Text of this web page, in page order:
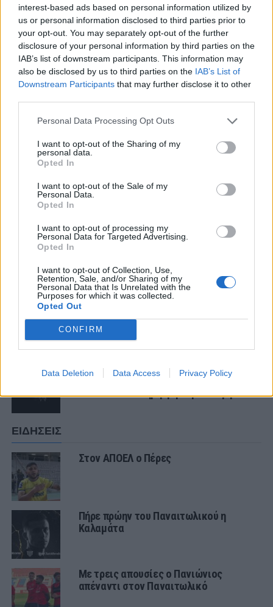
interest-based ads based on personal information utilized by
us or personal information disclosed to third parties prior to
your opt-out. You may separately opt-out of the further
disclosure of your personal information by third parties on the
IAB’s list of downstream participants. This information may
also be disclosed by us to third parties on the IAB’s List of
Downstream Participants that may further disclose it to other
Personal Data Processing Opt Outs
I want to opt-out of the Sharing of my
personal data.
Opted In
I want to opt-out of the Sale of my
Personal Data.
Opted In
I want to opt-out of processing my
Personal Data for Targeted Advertising.
Opted In
I want to opt-out of Collection, Use,
Retention, Sale, and/or Sharing of my
Personal Data that Is Unrelated with the
Purposes for which it was collected.
Opted Out
CONFIRM
Data Deletion Data Access Privacy Policy
Τρία από τα γκολ αυτά πέτυχε ο Άλεξιτς, στο
13′, το 34′ και το 36′, σημειώνοντας ένα
αυθεντικό χατ-τρικ για τους γηπεδούχους, ενώ
άλλα δύο τέρματα σημείωσε ο Γιουμπιτάνα στο
18′ και το 42′ και ένα πέτυχε ο Τόμας στο 29′.
UPDATE:Στο 60′ του αγώνα πέντε
ποδοσφαιριστές των φιλοξενουμένων
σταμάτησε την αναμέτρηση.
gazzetta.gr
ΣΧΟΛΙΑΣΤΕ
ΤΕΛΕΥΤΑΙΑ ΝΕΑ
ΠΑΝΑΙΤΩΛΙΚΟΣ
Στην Αθήνα το Καλαμάτα-
Παναιτωλικός, κεκλεισμένων των
θυρών
ΕΡΑΣΙΤΕΧΝΗΣ
Ο Ερασιτέχνης για την αιφνίδια
απώλεια του Δημήτρη Καρατσώρη
ΕΙΔΗΣΕΙΣ
Στον ΑΠΟΕΛ ο Πέρες
Πήρε πρώην του Παναιτωλικού η
Καλαμάτα
Με τρεις απουσίες ο Πανιώνιος
απέναντι στον Παναιτωλικό